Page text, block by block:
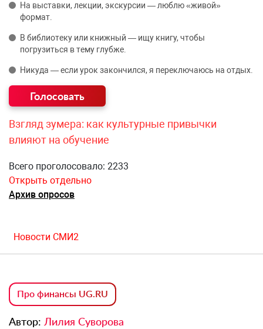
На выставки, лекции, экскурсии — люблю «живой»
формат.
В библиотеку или книжный — ищу книгу, чтобы
погрузиться в тему глубже.
Никуда — если урок закончился, я переключаюсь на отдых.
Взгляд зумера: как культурные привычки
влияют на обучение
Всего проголосовало: 2233
Открыть отдельно
Архив опросов
Новости СМИ2
Про финансы UG.RU
Автор: Лилия Суворова